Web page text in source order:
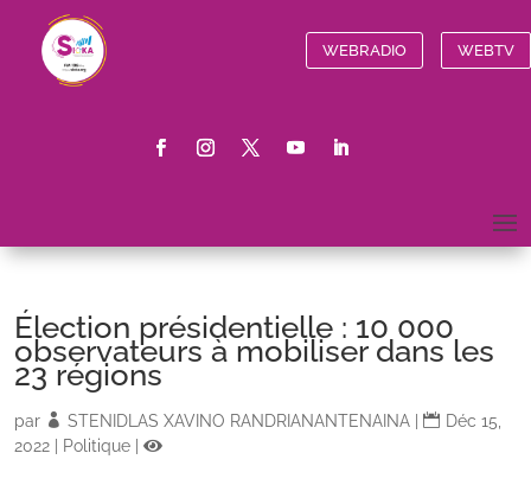
WEBRADIO WEBTV
Élection présidentielle : 10 000
observateurs à mobiliser dans les
23 régions
par STENIDLAS XAVINO RANDRIANANTENAINA
Déc 15,
2022
Politique